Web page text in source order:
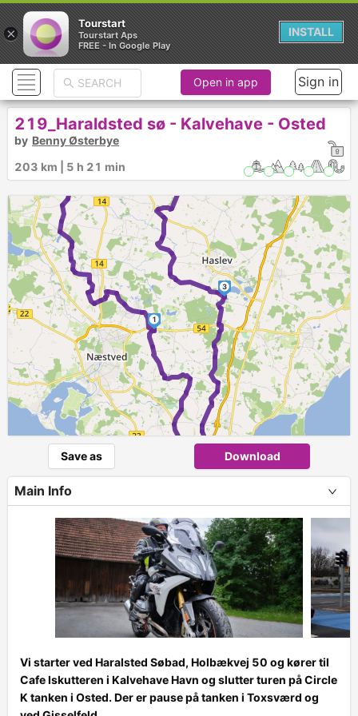
1
2
3
Open in app Sign in
219_Haraldsted sø - Kalvehave - Osted
by Benny Østerbye
203 km | 5 h 21 min
Save as Download
Main Info
Vi starter ved Haralsted Søbad, Holbækvej 50 og kører til
Cafe Iskutteren i Kalvehave Havn og slutter turen på Circle
K tanken i Osted. Der er pause på tanken i Toxsværd og
×
Tourstart
Tourstart Aps
FREE - In Google Play
INSTALL